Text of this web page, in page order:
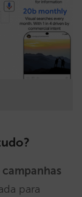
para